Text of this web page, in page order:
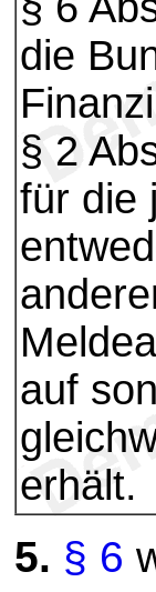
die
§ 2
für die
auf
erhält.
5. § 6